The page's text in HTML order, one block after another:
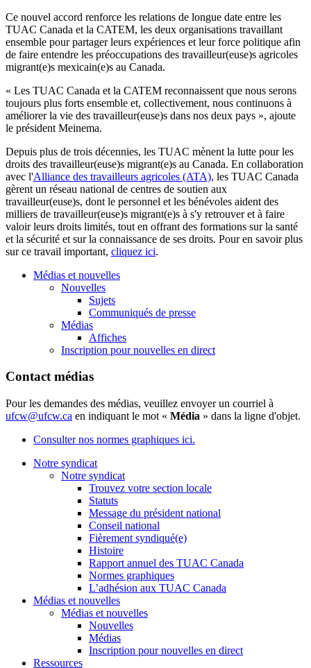
Ce nouvel accord renforce les relations de longue date entre les
TUAC Canada et la CATEM, les deux organisations travaillant
ensemble pour partager leurs expériences et leur force politique afin
de faire entendre les préoccupations des travailleur(euse)s agricoles
migrant(e)s mexicain(e)s au Canada.
« Les TUAC Canada et la CATEM reconnaissent que nous serons
toujours plus forts ensemble et, collectivement, nous continuons à
améliorer la vie des travailleur(euse)s dans nos deux pays », ajoute
le président Meinema.
Depuis plus de trois décennies, les TUAC mènent la lutte pour les
droits des travailleur(euse)s migrant(e)s au Canada. En collaboration
avec l'Alliance des travailleurs agricoles (ATA), les TUAC Canada
gèrent un réseau national de centres de soutien aux
travailleur(euse)s, dont le personnel et les bénévoles aident des
milliers de travailleur(euse)s migrant(e)s à s'y retrouver et à faire
valoir leurs droits limités, tout en offrant des formations sur la santé
et la sécurité et sur la connaissance de ses droits. Pour en savoir plus
sur ce travail important, cliquez ici.
Médias et nouvelles
Nouvelles
Sujets
Communiqués de presse
Médias
Affiches
Inscription pour nouvelles en direct
Contact médias
Pour les demandes des médias, veuillez envoyer un courriel à
ufcw@ufcw.ca en indiquant le mot « Média » dans la ligne d'objet.
Consulter nos normes graphiques ici.
Notre syndicat
Notre syndicat
Trouvez votre section locale
Statuts
Message du président national
Conseil national
Fièrement syndiqué(e)
Histoire
Rapport annuel des TUAC Canada
Normes graphiques
L’adhésion aux TUAC Canada
Médias et nouvelles
Médias et nouvelles
Nouvelles
Médias
Inscription pour nouvelles en direct
Ressources